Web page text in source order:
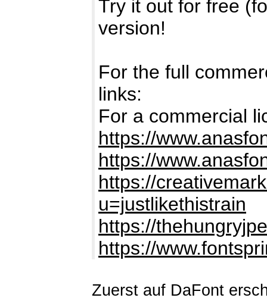
Try it out for free
version!
For the full
links:
For a commercial
https://
https://
https://
u=justlikethistrain
https://
https://
Zuerst auf DaFont